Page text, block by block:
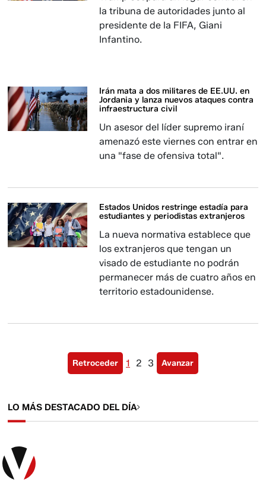
la tribuna de autoridades junto al
presidente de la FIFA, Giani
Infantino.
Irán mata a dos militares de EE.UU. en
Jordania y lanza nuevos ataques contra
infraestructura civil
Un asesor del líder supremo iraní
amenazó este viernes con entrar en
una "fase de ofensiva total".
Estados Unidos restringe estadía para
estudiantes y periodistas extranjeros
La nueva normativa establece que
los extranjeros que tengan un
visado de estudiante no podrán
permanecer más de cuatro años en
territorio estadounidense.
Retroceder 1 2 3 Avanzar
LO MÁS DESTACADO DEL DÍA